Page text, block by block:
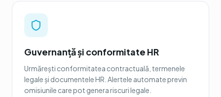
Guvernanță și conformitate HR
Urmărești conformitatea contractuală, termenele
legale și documentele HR. Alertele automate previn
omisiunile care pot genera riscuri legale.